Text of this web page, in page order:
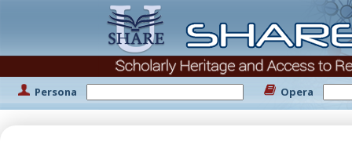
Persona Opera